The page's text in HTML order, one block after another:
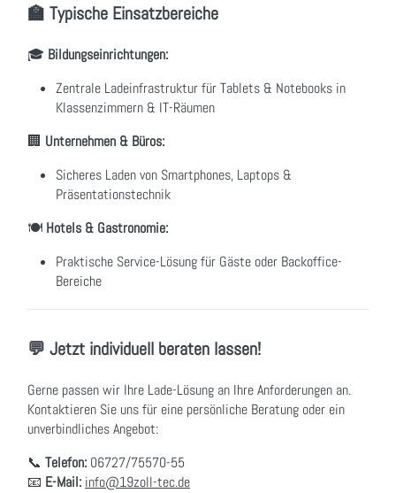
🏫 Typische Einsatzbereiche
🎓 Bildungseinrichtungen:
Zentrale Ladeinfrastruktur für Tablets & Notebooks in
Klassenzimmern & IT-Räumen
🏢 Unternehmen & Büros:
Sicheres Laden von Smartphones, Laptops &
Präsentationstechnik
🍽 Hotels & Gastronomie:
Praktische Service-Lösung für Gäste oder Backoffice-
Bereiche
💬 Jetzt individuell beraten lassen!
Gerne passen wir Ihre Lade-Lösung an Ihre Anforderungen an.
Kontaktieren Sie uns für eine persönliche Beratung oder ein
unverbindliches Angebot:
📞 Telefon: 06727/75570-55
📧 E-Mail: info@19zoll-tec.de